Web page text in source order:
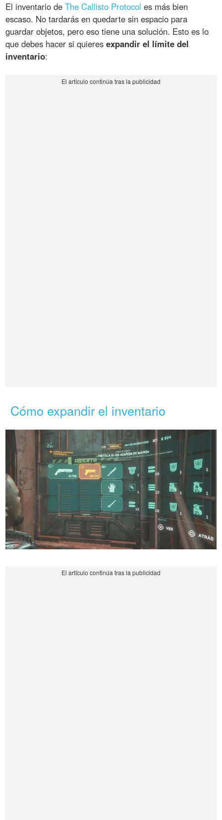
El inventario deThe Callisto Protocol es más bien
escaso. No tardarás en quedarte sin espacio para
guardar objetos, pero eso tiene una solución. Esto es lo
que debes hacer si quieresexpandir el límite del
inventario:
Cómo expandir el inventario